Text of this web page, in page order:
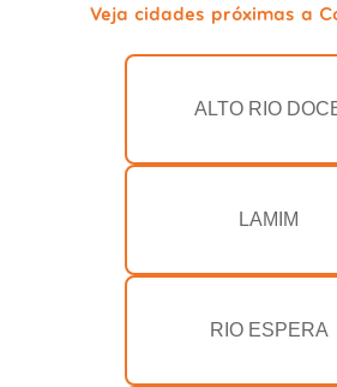
Veja cidades próximas a
ALTO RIO
LAMIM
RIO ESPERA